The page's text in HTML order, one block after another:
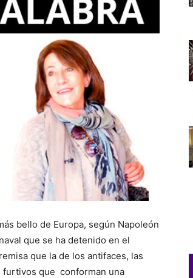
bello de Europa, según Napoleón
que se ha detenido en el
que la de los antifaces, las
furtivos que conforman una